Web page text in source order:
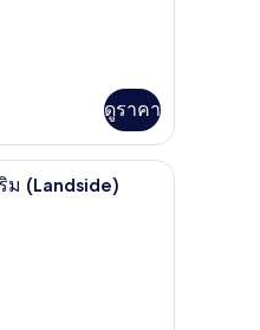
ดูราคา
บบใช้แล็ปท็อป
มนท์, 2 ห้องนอน, อาคารเสริม
ม (Landside)